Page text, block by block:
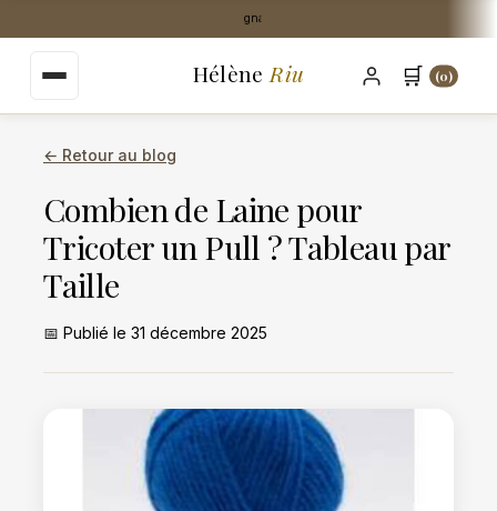
contenu
Livraison Mondial Relay offerte dès 35€
🛒 (0)
Hélène Riu
← Retour au blog
Combien de Laine pour
Tricoter un Pull ? Tableau par
Taille
📅 Publié le 31 décembre 2025